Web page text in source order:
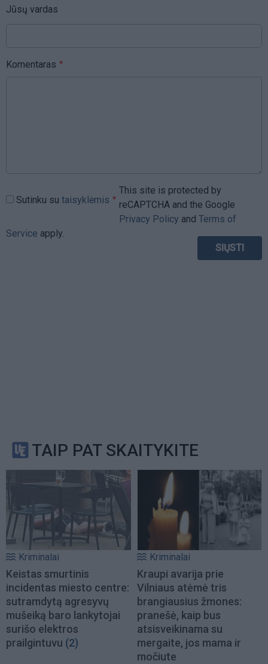
Jūsų vardas
Komentaras
Sutinku su taisyklėmis
This site is protected by
reCAPTCHA and the Google
Privacy Policy and Terms of
Service apply.
TAIP PAT SKAITYKITE
Kriminalai
Keistas smurtinis
incidentas miesto centre:
sutramdytą agresyvų
mušeiką baro lankytojai
surišo elektros
prailgintuvu (2)
Kriminalai
Kraupi avarija prie
Vilniaus atėmė tris
brangiausius žmones:
pranešė, kaip bus
atsisveikinama su
mergaite, jos mama ir
močiute